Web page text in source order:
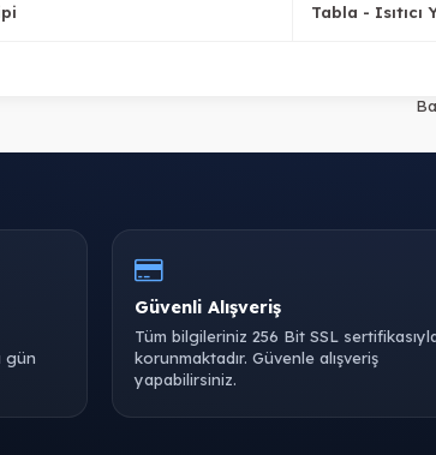
Tabla - Isıtıcı
gün
Güvenli Alışveriş
Tüm bilgileriniz 256 Bit SSL
korunmaktadır. Güvenle alışveriş
yapabilirsiniz.